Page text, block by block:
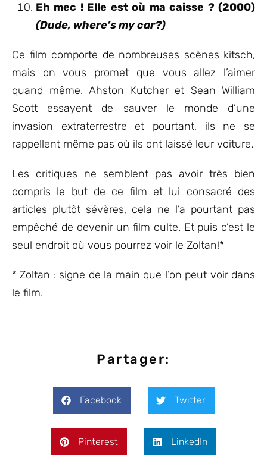
Eh mec ! Elle est où ma caisse ? (2000)
(Dude, where’s my car?)
Ce film comporte de nombreuses scènes kitsch,
mais on vous promet que vous allez l’aimer
quand même. Ahston Kutcher et Sean William
Scott essayent de sauver le monde d’une
invasion extraterrestre et pourtant, ils ne se
rappellent même pas où ils ont laissé leur voiture.
Les critiques ne semblent pas avoir très bien
compris le but de ce film et lui consacré des
articles plutôt sévères, cela ne l’a pourtant pas
empêché de devenir un film culte. Et puis c’est le
seul endroit où vous pourrez voir le Zoltan!*
* Zoltan : signe de la main que l’on peut voir dans
le film.
Partager:
Facebook Twitter
Pinterest LinkedIn